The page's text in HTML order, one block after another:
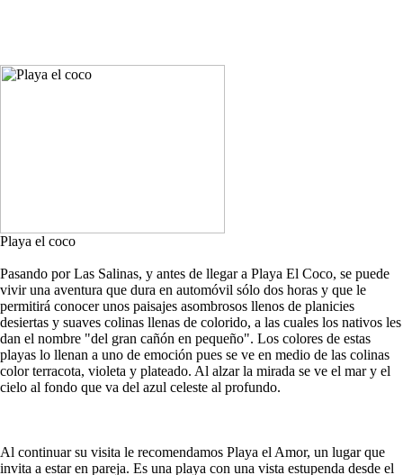
Playa el coco
Pasando por Las Salinas, y antes de llegar a Playa El Coco, se puede
vivir una aventura que dura en automóvil sólo dos horas y que le
permitirá conocer unos paisajes asombrosos llenos de planicies
desiertas y suaves colinas llenas de colorido, a las cuales los nativos les
dan el nombre "del gran cañón en pequeño". Los colores de estas
playas lo llenan a uno de emoción pues se ve en medio de las colinas
color terracota, violeta y plateado. Al alzar la mirada se ve el mar y el
cielo al fondo que va del azul celeste al profundo.
Al continuar su visita le recomendamos Playa el Amor, un lugar que
invita a estar en pareja. Es una playa con una vista estupenda desde el